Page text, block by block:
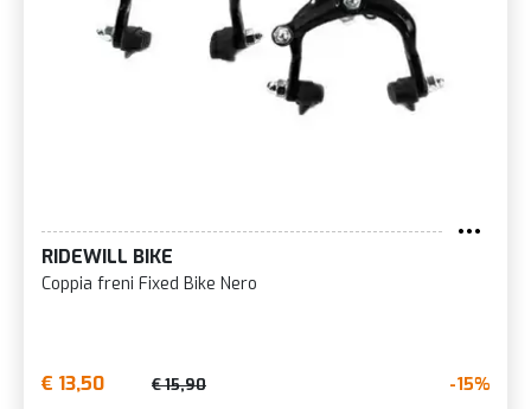
RIDEWILL BIKE
Coppia freni Fixed Bike Nero
€ 13,50 € 15,90 -15%